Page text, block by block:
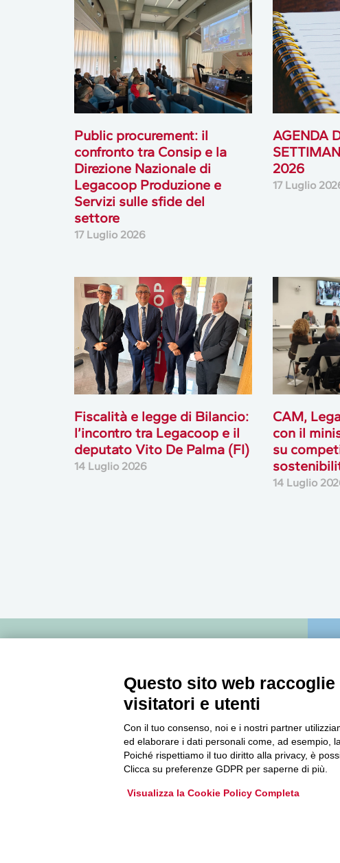
Public procurement: il
confronto tra Consip e la
Direzione Nazionale di
Legacoop Produzione e
Servizi sulle sfide del
settore
17 Luglio 2026
AGENDA
2026
17 Luglio
Fiscalità e legge di Bilancio:
l’incontro tra Legacoop e il
deputato Vito De Palma (FI)
14 Luglio 2026
CAM,
con il
su
14 Luglio
Accedi o iscriviti alla nostra Newsletter Legacoop
mondo della cooperazione.
Questo sito web
visitatori e utenti
Con il tuo consenso, noi e i nostri partner
ed elaborare i dati personali come, ad esempio,
Poiché rispettiamo il tuo diritto alla privacy, è
Clicca su preferenze GDPR per saperne di più.
Visualizza la Cookie Policy Completa